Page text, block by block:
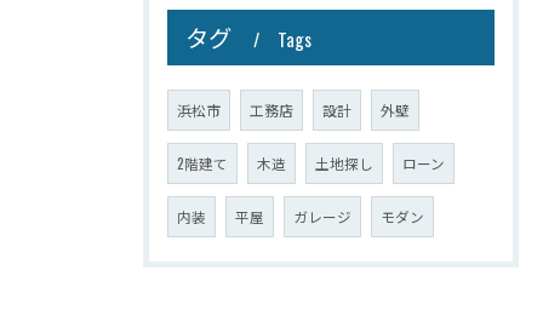
タグ Tags
浜松市 工務店 設計 外壁
2階建て 木造 土地探し ローン
内装 平屋 ガレージ モダン